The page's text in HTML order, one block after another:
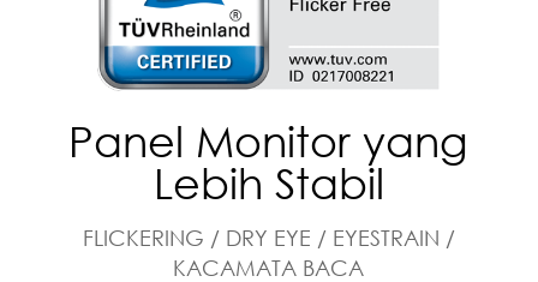
Panel Monitor yang
Lebih Stabil
FLICKERING / DRY EYE / EYESTRAIN /
KACAMATA BACA